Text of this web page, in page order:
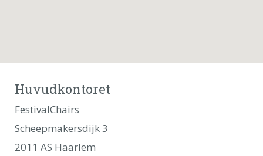
Huvudkontoret
FestivalChairs
Scheepmakersdijk 3
2011 AS Haarlem